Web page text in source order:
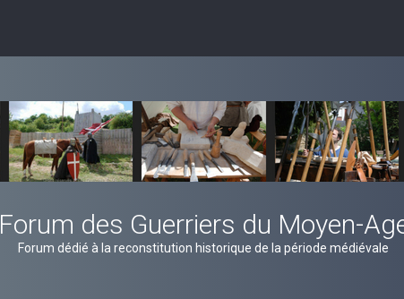
Forum des Guerriers du Moyen-
Forum dédié à la reconstitution historique de la période médiévale